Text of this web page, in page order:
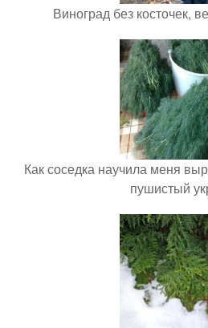
Виноград без косточек,
Как соседка научила меня
пушистый